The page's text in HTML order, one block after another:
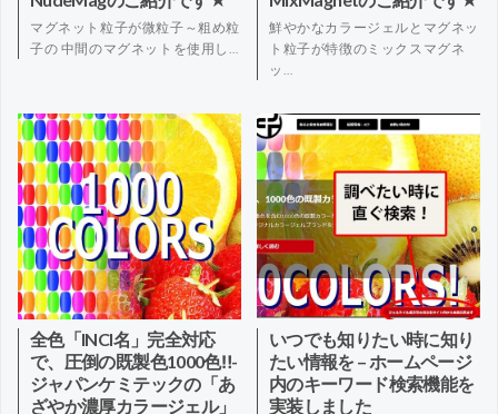
マグネット粒子が微粒子～粗め粒
子の 中間のマグネットを使用し…
鮮やかなカラージェルとマグネッ
ト粒子が特徴のミックスマグネ
ッ…
全色「INCI名」完全対応
で、圧倒の既製色1000色‼-
ジャパンケミテックの「あ
ざやか濃厚カラージェル」
いつでも知りたい時に知り
たい情報を – ホームページ
内のキーワード検索機能を
実装しました